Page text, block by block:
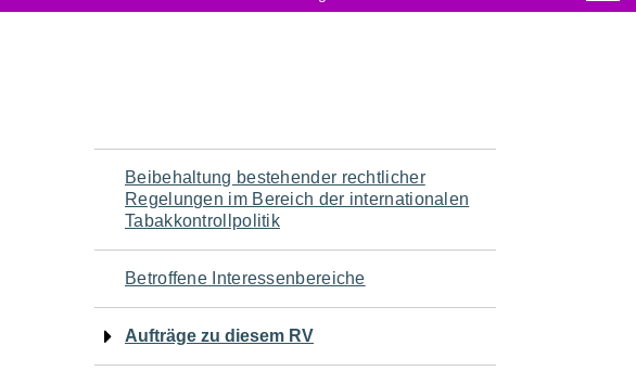
Navigation
für
den
Seiteninhalt
Beibehaltung bestehender rechtlicher
Regelungen im Bereich der internationalen
Tabakkontrollpolitik
Betroffene Interessenbereiche
Aufträge zu diesem RV